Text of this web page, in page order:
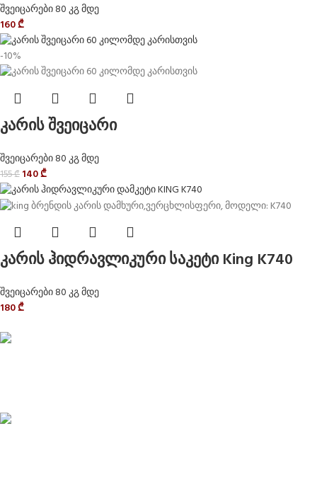
შვეიცარები 80 კგ მდე
160₾
-10%
კარის შვეიცარი
შვეიცარები 80 კგ მდე
155₾ 140₾
კარის ჰიდრავლიკური საკეტი King K740
შვეიცარები 80 კგ მდე
180₾